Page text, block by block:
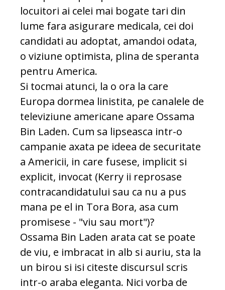
locuitori ai celei mai bogate tari din
lume fara asigurare medicala, cei doi
candidati au adoptat, amandoi odata,
o viziune optimista, plina de speranta
pentru America.
Si tocmai atunci, la o ora la care
Europa dormea linistita, pe canalele de
televiziune americane apare Ossama
Bin Laden. Cum sa lipseasca intr-o
campanie axata pe ideea de securitate
a Americii, in care fusese, implicit si
explicit, invocat (Kerry ii reprosase
contracandidatului sau ca nu a pus
mana pe el in Tora Bora, asa cum
promisese - "viu sau mort")?
Ossama Bin Laden arata cat se poate
de viu, e imbracat in alb si auriu, sta la
un birou si isi citeste discursul scris
intr-o araba eleganta. Nici vorba de